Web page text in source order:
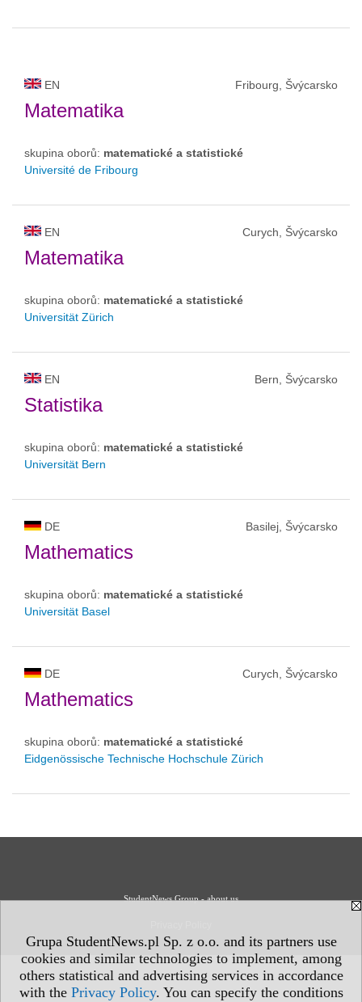
Grupa StudentNews.pl Sp. z o.o. and its partners use
cookies and similar technologies to implement, among
others statistical and advertising services in accordance
with the Privacy Policy. You can specify the conditions
EN Fribourg, Švýcarsko
Matematika
skupina oborů: matematické a statistické
Université de Fribourg
EN Curych, Švýcarsko
Matematika
skupina oborů: matematické a statistické
Universität Zürich
EN Bern, Švýcarsko
Statistika
skupina oborů: matematické a statistické
Universität Bern
DE Basilej, Švýcarsko
Mathematics
skupina oborů: matematické a statistické
Universität Basel
DE Curych, Švýcarsko
Mathematics
skupina oborů: matematické a statistické
Eidgenössische Technische Hochschule Zürich
StudentNews Group - about us